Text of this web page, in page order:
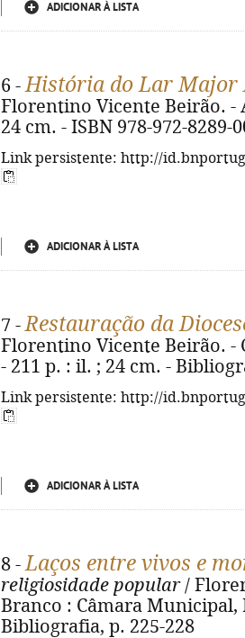
ADICIONAR À LISTA
6 -História do Lar Major
Florentino Vicente Beirão. -
24 cm. - ISBN 978-972-8289-
Link persistente: http://
ADICIONAR À LISTA
7 -Restauração da
Florentino Vicente Beirão. -
- 211 p. : il. ; 24 cm. -
Link persistente: http://
ADICIONAR À LISTA
8 -Laços entre vivos e
religiosidade popular/
Branco : Câmara Municipal,
Bibliografia, p. 225-228